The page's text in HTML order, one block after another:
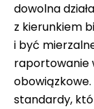
dowolna
z kierunkiem
i być
raportowanie
standardy,